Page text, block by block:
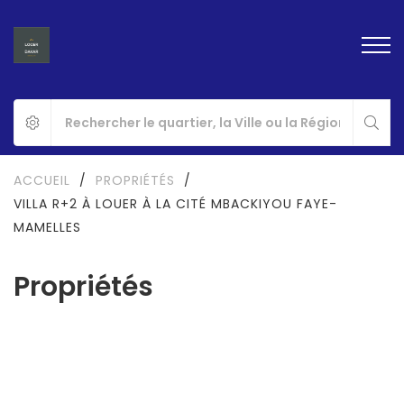
Propriétés
ACCUEIL / PROPRIÉTÉS
/
VILLA R+2 À LOUER À LA CITÉ MBACKIYOU FAYE-
MAMELLES